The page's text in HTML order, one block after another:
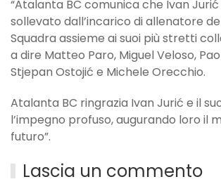
“Atalanta BC comunica che Ivan
sollevato dall’incarico di allenatore
Squadra assieme ai suoi più stretti
a dire Matteo Paro, Miguel Veloso,
Stjepan Ostojić e Michele Orecchio.
Atalanta BC ringrazia Ivan Jurić e il
l’impegno profuso, augurando loro il
futuro”.
Lascia un commento